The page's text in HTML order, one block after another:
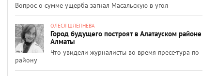
Вопрос о сумме ущерба загнал Масальскую в угол
ОЛЕСЯ ШЛЕПНЕВА
Город будущего построят в Алатауском районе
Алматы
Что увидели журналисты во время пресс-тура по
району